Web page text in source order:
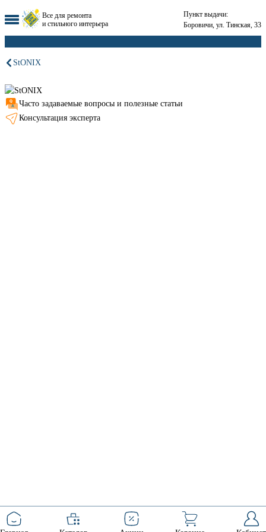
Все для ремонта
и стильного интерьера
Пункт выдачи:
Боровичи, ул. Тинская, 33
StONIX
Часто задаваемые вопросы и полезные статьи
Консультация эксперта